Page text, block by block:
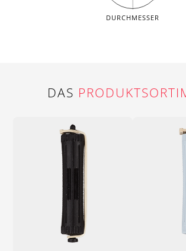
DURCHMESSER
DAS